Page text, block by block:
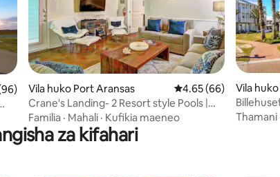
wa wastani wa 4.92 kati ya 5, tathmini 96
Vila huko Port Aransas Ukadiriaji wa wastani
4.65 (66)
Crane's Landing- 2 Resort style Pools |
Playground
Familia · Mahali · Kufikia maeneo
Vila
Thamani
za kifahari